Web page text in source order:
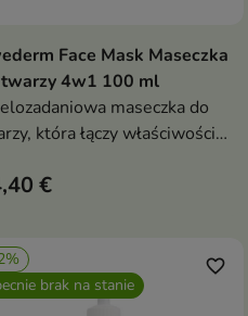
Pokaż szczegóły
Face Mask Maseczka
4w1 100 ml
maseczka do
która łączy właściwości
i pielęgnujące
€
brak na stanie
favorite_border